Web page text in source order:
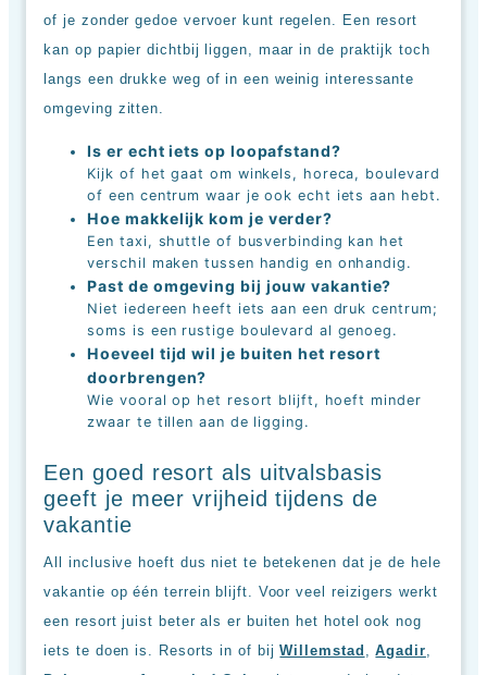
of je zonder gedoe vervoer kunt regelen. Een resort
kan op papier dichtbij liggen, maar in de praktijk toch
langs een drukke weg of in een weinig interessante
omgeving zitten.
Is er echt iets op loopafstand?
Kijk of het gaat om winkels, horeca, boulevard
of een centrum waar je ook echt iets aan hebt.
Hoe makkelijk kom je verder?
Een taxi, shuttle of busverbinding kan het
verschil maken tussen handig en onhandig.
Past de omgeving bij jouw vakantie?
Niet iedereen heeft iets aan een druk centrum;
soms is een rustige boulevard al genoeg.
Hoeveel tijd wil je buiten het resort
doorbrengen?
Wie vooral op het resort blijft, hoeft minder
zwaar te tillen aan de ligging.
Een goed resort als uitvalsbasis
geeft je meer vrijheid tijdens de
vakantie
All inclusive hoeft dus niet te betekenen dat je de hele
vakantie op één terrein blijft. Voor veel reizigers werkt
een resort juist beter als er buiten het hotel ook nog
iets te doen is. Resorts in of bijWillemstad ,Agadir,